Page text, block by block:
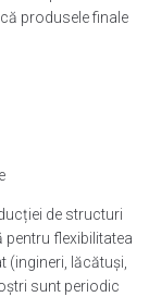
produsele finale
de structuri
pentru flexibilitatea
(ingineri, lăcătuși,
sunt periodic